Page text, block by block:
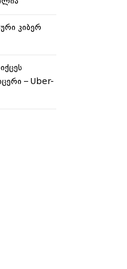
კიბერ
– Uber-